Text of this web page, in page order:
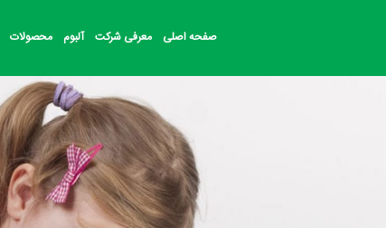
صفحه اصلی معرفی شرکت آلبوم محصولات